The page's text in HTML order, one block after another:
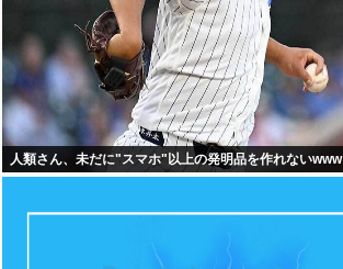
人類さん、未だに"スマホ"以上の発明品を作れないwww